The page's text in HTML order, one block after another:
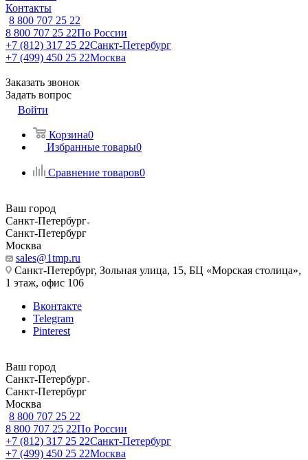
Контакты
8 800 707 25 22
8 800 707 25 22По России
+7 (812) 317 25 22Санкт-Петербург
+7 (499) 450 25 22Москва
Заказать звонок
Задать вопрос
Войти
Корзина0
Избранные товары0
Сравнение товаров0
Ваш город
Санкт-Петербург
Санкт-Петербург
Москва
sales@1tmp.ru
Санкт-Петербург, Зольная улица, 15, БЦ «Морская столица»,
1 этаж, офис 106
Вконтакте
Telegram
Pinterest
Ваш город
Санкт-Петербург
Санкт-Петербург
Москва
8 800 707 25 22
8 800 707 25 22По России
+7 (812) 317 25 22Санкт-Петербург
+7 (499) 450 25 22Москва